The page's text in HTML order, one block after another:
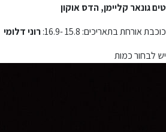
טים גונאר קליימן, הדס אוקון
כוכבת אורחת בתאריכים: 15.8 -16.9:
רוני דלומי
יש לבחור כמות